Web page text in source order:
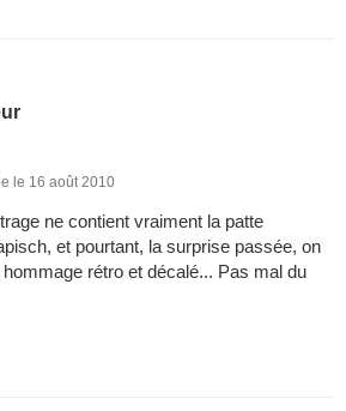
le 16 août 2010
ne contient vraiment la patte
et pourtant, la surprise passée, on
rétro et décalé... Pas mal du